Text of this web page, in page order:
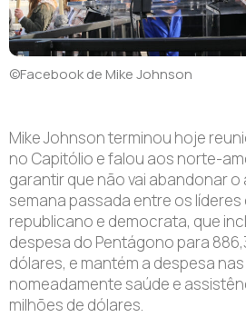
©Facebook de Mike Johnson
Mike Johnson terminou hoje
no Capitólio e falou aos norte-
garantir que não vai abandonar
semana passada entre os
republicano e democrata, que
despesa do Pentágono para
dólares, e mantém a despesa
nomeadamente saúde e
milhões de dólares.